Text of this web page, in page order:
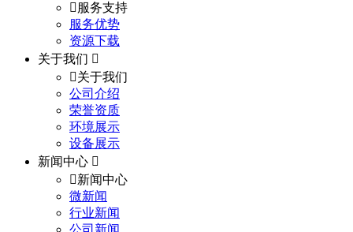
服务支持
服务优势
资源下载
关于我们
关于我们
公司介绍
荣誉资质
环境展示
设备展示
新闻中心
新闻中心
微新闻
行业新闻
公司新闻